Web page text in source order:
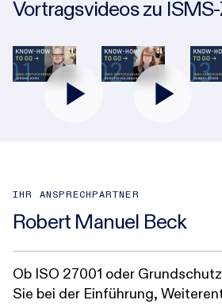
Vortragsvideos zu
IHR ANSPRECHPARTNER
Robert Manuel Beck
Ob ISO 27001 oder
Sie bei der Einführung,